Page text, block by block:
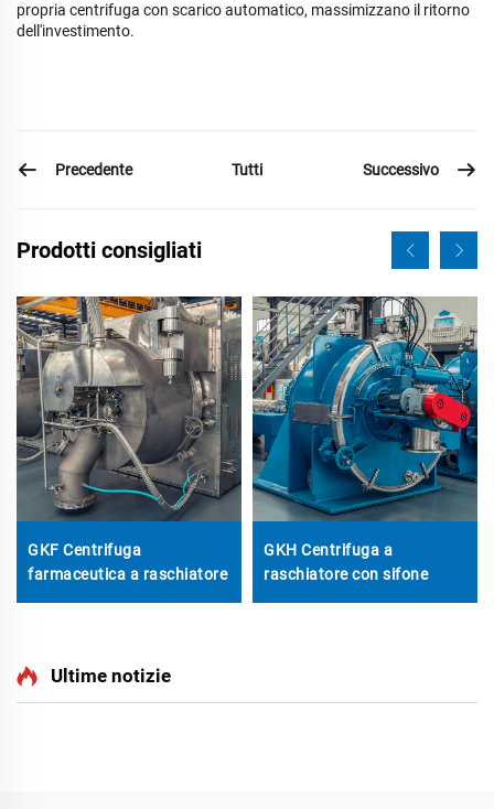
propria centrifuga con scarico automatico, massimizzano il ritorno
dell'investimento.
Precedente Tutti Successivo
Prodotti consigliati
GKF Centrifuga
farmaceutica a raschiatore
GKH Centrifuga a
raschiatore con sifone
Ultime notizie